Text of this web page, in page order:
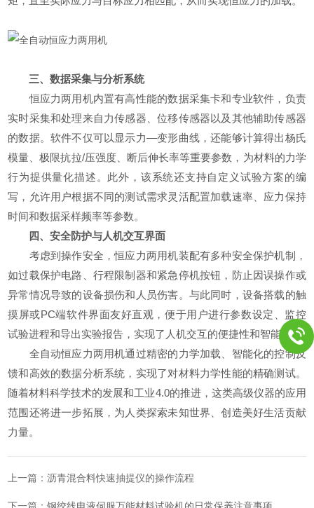
三、数据采集与分析系统
恒应力两用机内置有高性能的数据采集卡和专业软件，负责
实时采集和处理来自力传感器、位移传感器以及其他辅助传感器
的数据。软件不仅可以显示力—变形曲线，还能够计算得出杨氏
模量、极限抗拉/压强度、断后伸长率等重要参数，为材料的力学
行为提供量化描述。此外，该系统还支持自定义试验方案的编
写，允许用户根据不同的测试需求灵活配置加载速率、应力保持
时间和数据采样频率等参数。
四、安全防护与人机交互界面
考虑到操作安全，恒应力两用机装配有多种安全保护机制，
如过载保护电路、行程限制器和紧急停机按钮，防止因误操作或
异常情况导致的设备损伤和人员伤害。与此同时，设备搭载的触
摸屏或PC端软件界面友好直观，便于用户进行参数设定、监控
试验进程和导出实验报告，实现了人机交互的便捷性和智能化。
全自动恒应力两用机通过精密的力学加载、智能化的控制反
馈和高效的数据分析系统，实现了对材料力学性能的精确测试。
随着材料科学技术的发展和工业4.0的推进，这类高级仪器的应用
范围还将进一步拓展，为人类探索未知世界、创造美好生活贡献
力量。
上一篇：沥青混合料快速抽提仪的操作流程
下一篇：钢绞线电液伺服万能材料试验机的日常保养注意事项